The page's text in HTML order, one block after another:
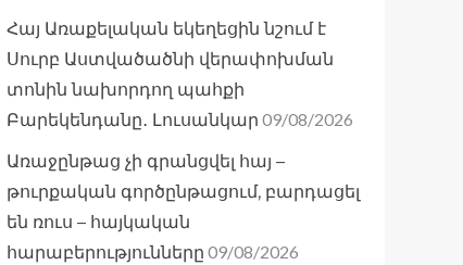
Հայ Առաքելական եկեղեցին նշում է
Սուրբ Աստվածածնի վերափոխման
տոնին նախորդող պահքի
Բարեկենդանը․ Լուսանկար 09/08/2026
Առաջընթաց չի գրանցվել հայ –
թուրքական գործընթացում, բարդացել
են ռուս – հայկական
հարաբերությունները 09/08/2026